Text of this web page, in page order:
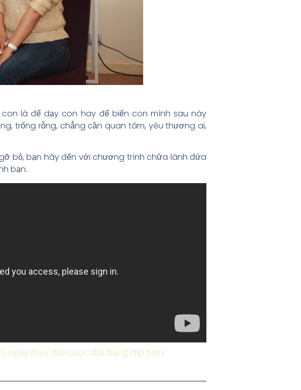
là để dạy con hay để biến con mình sau này
trống rỗng, chẳng cần quan tâm, yêu thương ai,
bỏ, bạn hãy đến với chương trình chữa lành đứa
bạn.
ngay-thay-doi-cuoc-doi-bang-nlp.html